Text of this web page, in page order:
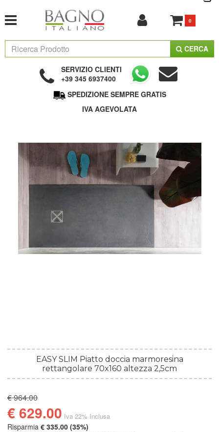
0
CERCA
SERVIZIO CLIENTI
+39 345 6937400
SPEDIZIONE SEMPRE GRATIS
IVA AGEVOLATA
EASY SLIM Piatto doccia marmoresina
rettangolare 70x160 altezza 2,5cm
€ 964.00
€ 629.00 Iva 22% Inclusa
Risparmia € 335.00 (35%)